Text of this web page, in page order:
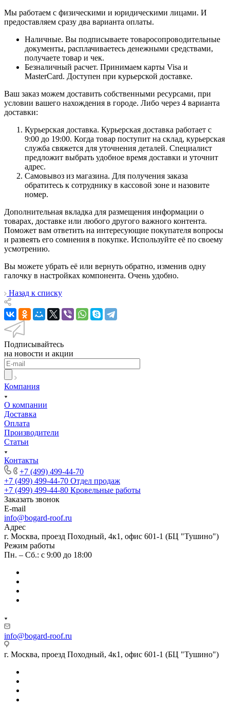
Мы работаем с физическими и юридическими лицами. И
предоставляем сразу два варианта оплаты.
Наличные. Вы подписываете товаросопроводительные
документы, расплачиваетесь денежными средствами,
получаете товар и чек.
Безналичный расчет. Принимаем карты Visa и
MasterCard. Доступен при курьерской доставке.
Ваш заказ можем доставить собственными ресурсами, при
условии вашего нахождения в городе. Либо через 4 варианта
доставки:
Курьерская доставка. Курьерская доставка работает с
9:00 до 19:00. Когда товар поступит на склад, курьерская
служба свяжется для уточнения деталей. Специалист
предложит выбрать удобное время доставки и уточнит
адрес.
Самовывоз из магазина. Для получения заказа
обратитесь к сотруднику в кассовой зоне и назовите
номер.
Дополнительная вкладка для размещения информации о
товарах, доставке или любого другого важного контента.
Поможет вам ответить на интересующие покупателя вопросы
и развеять его сомнения в покупке. Используйте её по своему
усмотрению.
Вы можете убрать её или вернуть обратно, изменив одну
галочку в настройках компонента. Очень удобно.
Назад к списку
Подписывайтесь
на новости и акции
Компания
О компании
Доставка
Оплата
Производители
Статьи
Контакты
+7 (499) 499-44-70
+7 (499) 499-44-70 Отдел продаж
+7 (499) 499-44-80 Кровельные работы
Заказать звонок
E-mail
info@bogard-roof.ru
Адрес
г. Москва, проезд Походный, 4к1, офис 601-1 (БЦ "Тушино")
Режим работы
Пн. – Сб.: с 9:00 до 18:00
info@bogard-roof.ru
г. Москва, проезд Походный, 4к1, офис 601-1 (БЦ "Тушино")